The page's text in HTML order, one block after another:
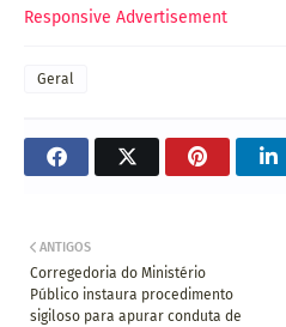
Responsive Advertisement
Geral
ANTIGOS
Corregedoria do Ministério
Público instaura procedimento
sigiloso para apurar conduta de